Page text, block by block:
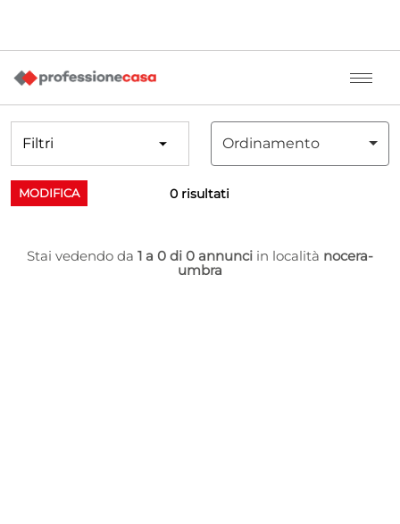
Filtri Ordinamento
MODIFICA 0 risultati
Stai vedendo da 1 a 0 di 0 annunci in località nocera-
umbra